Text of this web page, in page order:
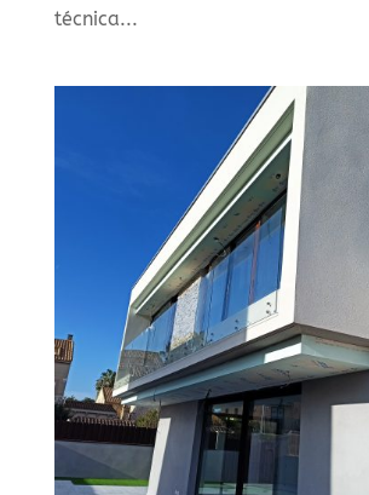
técnica...